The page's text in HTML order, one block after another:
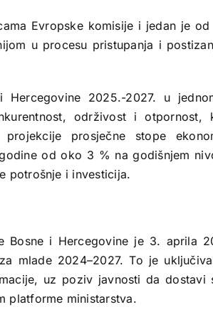
Evropske komisije i jedan je
u procesu pristupanja i
Hercegovine 2025.-2027. u
održivost i
prosječne stope
od oko 3 % na godišnjem
potrošnje i investicija.
Bosne i Hercegovine je 3. aprila
mlade 2024–2027. To je
uz poziv javnosti da dostavi
platforme ministarstva.